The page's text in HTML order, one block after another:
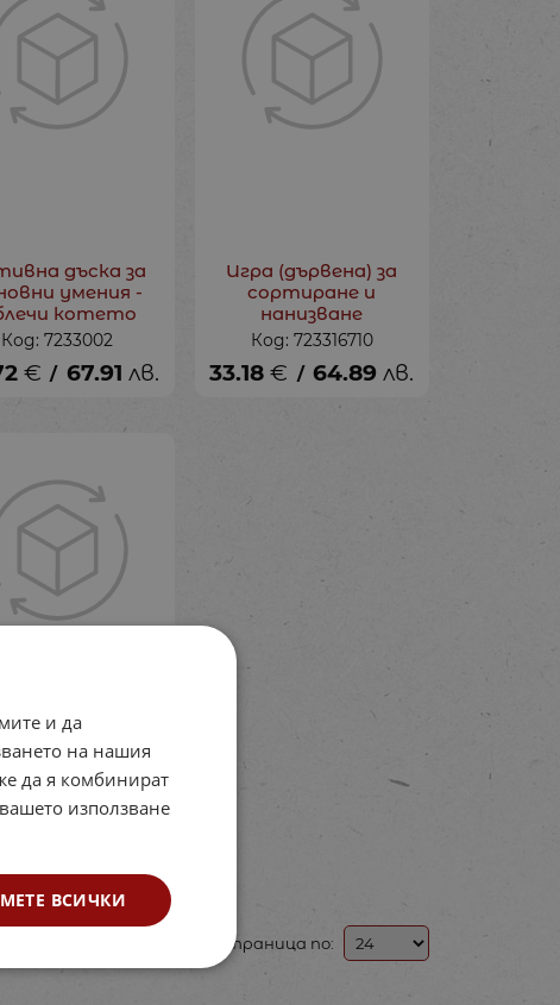
дъска за
умения -
котето
Код: 7233002
€ / 67.91 лв.
Игра (дървена) за
сортиране и
нанизване
Код: 723316710
33.18 € / 64.89 лв.
дървено
ГИГАНТ
Код: 723316114
На страница по:
и да
на нашия
да я комбинират
използване
ВСИЧКИ